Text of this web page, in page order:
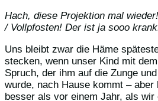
Hach, diese Projektion mal
/ Vollpfosten! Der ist ja sooo
Uns bleibt zwar die Häme
stecken, wenn unser Kind mit
Spruch, der ihm auf die Zunge
wurde, nach Hause kommt –
besser als vor einem Jahr, als wir